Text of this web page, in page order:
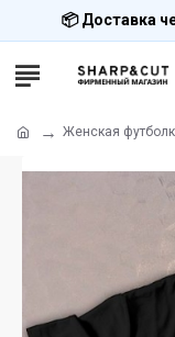
📦 Доставка
Женская